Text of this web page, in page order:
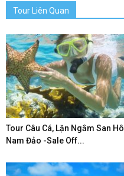
Tour Liên Quan
Tour Câu Cá, Lặn Ngắm San Hô
Nam Đảo -Sale Off...